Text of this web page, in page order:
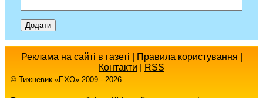
Реклама на сайті в газеті Правила користування
Контакти
RSS
© Тижневик «EХO» 2009 - 2026